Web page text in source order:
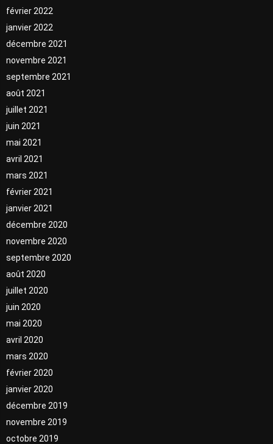
février 2022
janvier 2022
décembre 2021
novembre 2021
septembre 2021
août 2021
juillet 2021
juin 2021
mai 2021
avril 2021
mars 2021
février 2021
janvier 2021
décembre 2020
novembre 2020
septembre 2020
août 2020
juillet 2020
juin 2020
mai 2020
avril 2020
mars 2020
février 2020
janvier 2020
décembre 2019
novembre 2019
octobre 2019